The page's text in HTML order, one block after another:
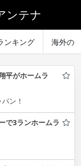
ンテナ
ンキング 海外の
平がホームラ
ン！
で3ランホームラ